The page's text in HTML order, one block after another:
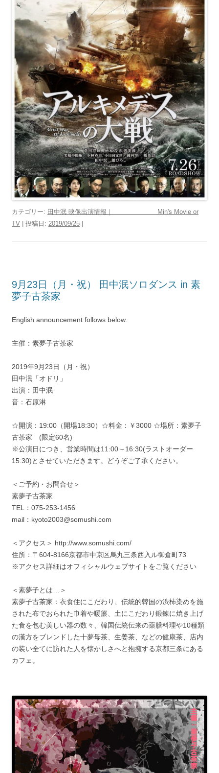
カテゴリー: 田中泯 映像出演情報｜ Min's Movie or
TV | 投稿日: 2019/09/25
9月23日（月・祝） 田中泯ソロダンス in 素
夢子古茶家
English announcement follows below.
主催：素夢子古茶家
2019年9月23日（月・祝）
田中泯「オドリ」
出演：田中泯
音：石原淋
☆開演：19:00（開場18:30）☆料金：￥3000 ☆場所：素夢子
古茶家 (限定60名)
※公演日につき、営業時間は11:00～16:30(ラストオーダー
15:30)とさせていただきます。どうぞご了承ください。
＜ご予約・お問合せ＞
素夢子古茶家
TEL：075-253-1456
mail：kyoto2003@somushi.com
＜アクセス＞ http://www.somushi.com/
住所：〒604-8166京都市中京区烏丸三条西入ル御倉町73
※アクセス詳細はオフィシャルウェブサイトをご覧ください
＜素夢子とは…＞
素夢子古茶家：衣食住にこだわり、伝統的韓国の渋柿染めを施
された布でおられた巾着や暖簾、土にこだわり鍛錬に焼き上げ
た食を包む美しい器の数々、韓国伝統伝来の薬膳料理や10種類
の漢方をブレンドした十夢母茶、生姜茶、などの健康茶、店内
の装い全てに訪れた人を懐かしさへと抱擁する京都三条にある
カフェ。